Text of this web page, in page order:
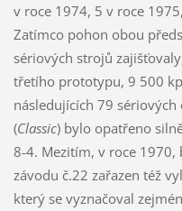
v roce 1974, 5 v roce
Zatímco pohon obou
sériových strojů
třetího prototypu, 9 500
následujících 79
(Classic) bylo opatřeno
8-4. Mezitím, v roce
závodu č.22 zařazen též
který se vyznačoval